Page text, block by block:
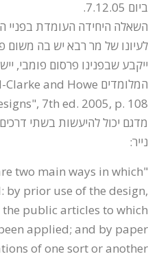
ביום 7.12.05.
השאלה היחידה העומדת
לעיונו של מר רבא יש בה משום
ייקבע שבפנינו פרסום פומבי,
מדגם יכול להיעשות בשתי
נייר:
two main ways in which
by prior use of the design,
public articles to which
applied; and by paper
of one sort or another."